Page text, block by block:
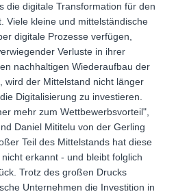
die digitale Transformation für den
Viele kleine und mittelständische
digitale Prozesse verfügen,
Verluste in ihrer
nachhaltigen Wiederaufbau der
wird der Mittelstand nicht länger
Digitalisierung zu investieren.
mehr zum Wettbewerbsvorteil",
Daniel Mititelu von der Gerling
Teil des Mittelstands hat diese
erkannt - und bleibt folglich
Trotz des großen Drucks
Unternehmen die Investition in